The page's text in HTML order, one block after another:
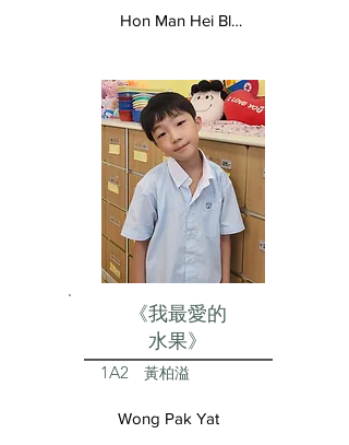
Hon Man Hei Blair
《我最愛的
水果》
1A2 黃柏溢
Wong Pak Yat